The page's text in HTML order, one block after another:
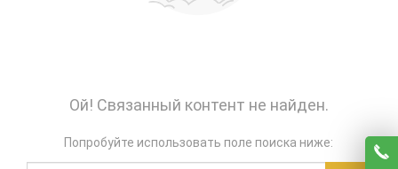
Ой! Связанный контент не найден.
Попробуйте использовать поле поиска ниже: